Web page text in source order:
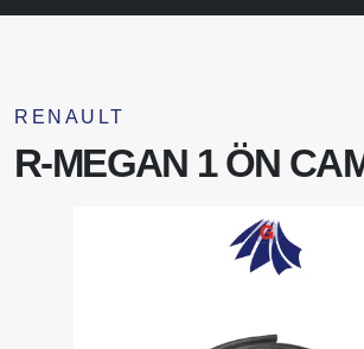
RENAULT
R-MEGAN 1 ÖN